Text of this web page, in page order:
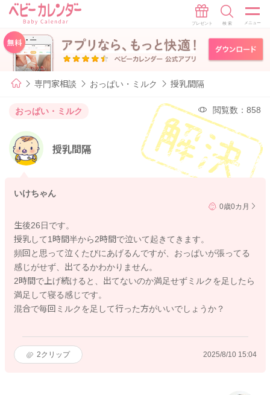
専門家相談 おっぱい・ミルク 授乳間隔
おっぱい・ミルク 閲覧数：858
授乳間隔
いけちゃん
0歳0カ月
生後26日です。
授乳して1時間半から2時間で泣いて起きてきます。
頻回と思って泣くたびにあげるんですが、おっぱいが張ってる
感じがせず、出てるかわかりません。
2時間で上げ続けると、出てないのか満足せずミルクを足したら
満足して寝る感じです。
混合で毎回ミルクを足して行った方がいいでしょうか？
2クリップ 2025/8/10 15:04